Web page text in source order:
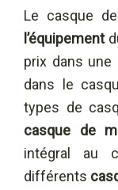
Le casque
l’équipement
prix dans une
dans le
types de
casque de
intégral au
différents